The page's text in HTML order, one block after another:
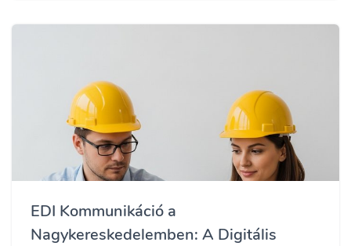
EDI Kommunikáció a
Nagykereskedelemben: A Digitális